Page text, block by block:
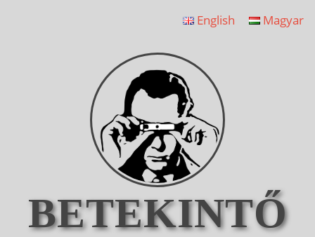
English Magyar
BETEKINTŐ